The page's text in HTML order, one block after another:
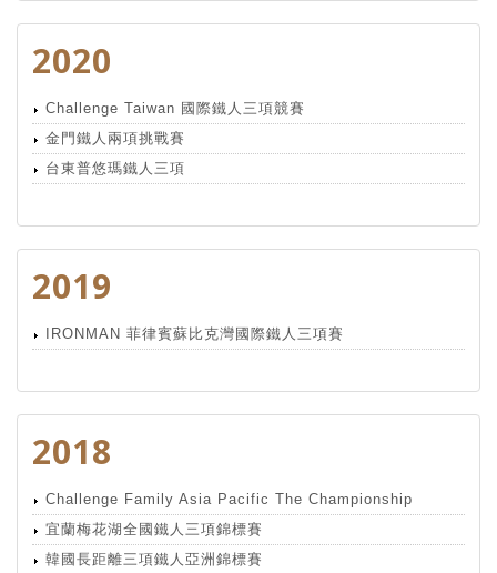
2020
Challenge Taiwan 國際鐵人三項競賽
金門鐵人兩項挑戰賽
台東普悠瑪鐵人三項
2019
IRONMAN 菲律賓蘇比克灣國際鐵人三項賽
2018
Challenge Family Asia Pacific The Championship
宜蘭梅花湖全國鐵人三項錦標賽
韓國長距離三項鐵人亞洲錦標賽